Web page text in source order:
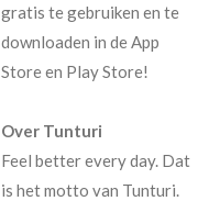
gratis te gebruiken en te
downloaden in de App
Store en Play Store!
Over Tunturi
Feel better every day. Dat
is het motto van Tunturi.